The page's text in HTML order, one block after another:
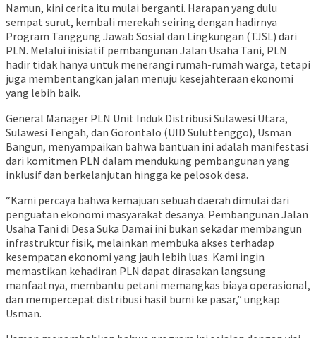
Namun, kini cerita itu mulai berganti. Harapan yang dulu
sempat surut, kembali merekah seiring dengan hadirnya
Program Tanggung Jawab Sosial dan Lingkungan (TJSL) dari
PLN. Melalui inisiatif pembangunan Jalan Usaha Tani, PLN
hadir tidak hanya untuk menerangi rumah-rumah warga, tetapi
juga membentangkan jalan menuju kesejahteraan ekonomi
yang lebih baik.
General Manager PLN Unit Induk Distribusi Sulawesi Utara,
Sulawesi Tengah, dan Gorontalo (UID Suluttenggo), Usman
Bangun, menyampaikan bahwa bantuan ini adalah manifestasi
dari komitmen PLN dalam mendukung pembangunan yang
inklusif dan berkelanjutan hingga ke pelosok desa.
“Kami percaya bahwa kemajuan sebuah daerah dimulai dari
penguatan ekonomi masyarakat desanya. Pembangunan Jalan
Usaha Tani di Desa Suka Damai ini bukan sekadar membangun
infrastruktur fisik, melainkan membuka akses terhadap
kesempatan ekonomi yang jauh lebih luas. Kami ingin
memastikan kehadiran PLN dapat dirasakan langsung
manfaatnya, membantu petani memangkas biaya operasional,
dan mempercepat distribusi hasil bumi ke pasar,” ungkap
Usman.